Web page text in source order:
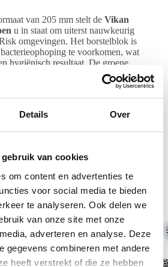
Details Over
van cookies
om content en advertenties te
voor social media te bieden
te analyseren. Ook delen we
van onze site met onze
adverteren en analyse. Deze
gegevens combineren met andere
heeft verstrekt of die ze hebben
van 205 mm stelt de Vikan
u in staat om uiterst nauwkeurig
omgevingen. Het borstelblok is
te voorkomen, wat
hygiënisch resultaat. De groene
maakt hem
en volledig voedselveilig.